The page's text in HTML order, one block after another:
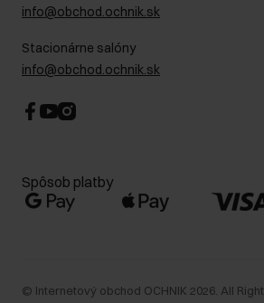
info@obchod.ochnik.sk
Stacionárne salóny
info@obchod.ochnik.sk
Spôsob platby
© Internetový obchod OCHNIK 2026 . All